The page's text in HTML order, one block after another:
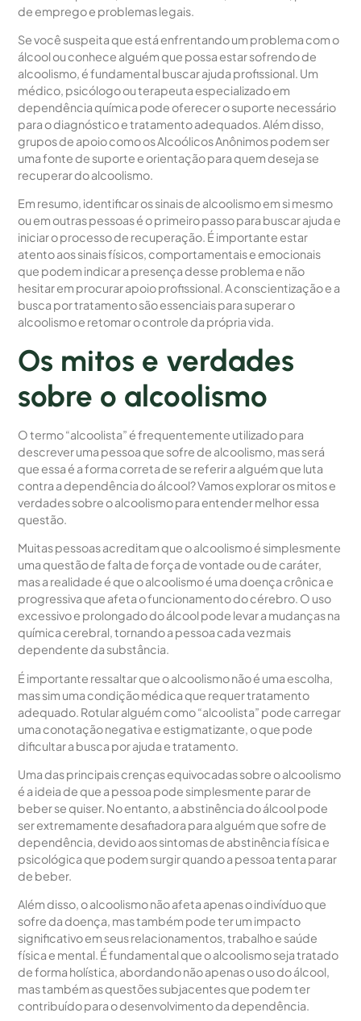
de emprego e problemas legais.
Se você suspeita que está enfrentando um problema com o
álcool ou conhece alguém que possa estar sofrendo de
alcoolismo, é fundamental buscar ajuda profissional. Um
médico, psicólogo ou terapeuta especializado em
dependência química pode oferecer o suporte necessário
para o diagnóstico e tratamento adequados. Além disso,
grupos de apoio como os Alcoólicos Anônimos podem ser
uma fonte de suporte e orientação para quem deseja se
recuperar do alcoolismo.
Em resumo, identificar os sinais de alcoolismo em si mesmo
ou em outras pessoas é o primeiro passo para buscar ajuda e
iniciar o processo de recuperação. É importante estar
atento aos sinais físicos, comportamentais e emocionais
que podem indicar a presença desse problema e não
hesitar em procurar apoio profissional. A conscientização e a
busca por tratamento são essenciais para superar o
alcoolismo e retomar o controle da própria vida.
Os mitos e verdades
sobre o alcoolismo
O termo “alcoolista” é frequentemente utilizado para
descrever uma pessoa que sofre de alcoolismo, mas será
que essa é a forma correta de se referir a alguém que luta
contra a dependência do álcool? Vamos explorar os mitos e
verdades sobre o alcoolismo para entender melhor essa
questão.
Muitas pessoas acreditam que o alcoolismo é simplesmente
uma questão de falta de força de vontade ou de caráter,
mas a realidade é que o alcoolismo é uma doença crônica e
progressiva que afeta o funcionamento do cérebro. O uso
excessivo e prolongado do álcool pode levar a mudanças na
química cerebral, tornando a pessoa cada vez mais
dependente da substância.
É importante ressaltar que o alcoolismo não é uma escolha,
mas sim uma condição médica que requer tratamento
adequado. Rotular alguém como “alcoolista” pode carregar
uma conotação negativa e estigmatizante, o que pode
dificultar a busca por ajuda e tratamento.
Uma das principais crenças equivocadas sobre o alcoolismo
é a ideia de que a pessoa pode simplesmente parar de
beber se quiser. No entanto, a abstinência do álcool pode
ser extremamente desafiadora para alguém que sofre de
dependência, devido aos sintomas de abstinência física e
psicológica que podem surgir quando a pessoa tenta parar
de beber.
Além disso, o alcoolismo não afeta apenas o indivíduo que
sofre da doença, mas também pode ter um impacto
significativo em seus relacionamentos, trabalho e saúde
física e mental. É fundamental que o alcoolismo seja tratado
de forma holística, abordando não apenas o uso do álcool,
mas também as questões subjacentes que podem ter
contribuído para o desenvolvimento da dependência.